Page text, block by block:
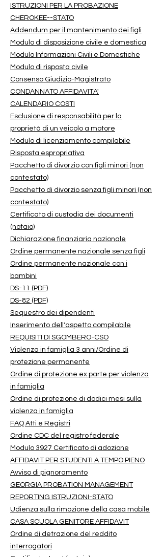
ISTRUZIONI PER LA PROBAZIONE
CHEROKEE--STATO
Addendum per il mantenimento dei figli
Modulo di disposizione civile e domestica
Modulo Informazioni Civili e Domestiche
Modulo di risposta civile
Consenso Giudizio-Magistrato
CONDANNATO AFFIDAVITA'
CALENDARIO COSTI
Esclusione di responsabilità per la
proprietà di un veicolo a motore
Modulo di licenziamento compilabile
Risposta espropriativa
Pacchetto di divorzio con figli minori (non
contestato)
Pacchetto di divorzio senza figli minori (non
contestato)
Certificato di custodia dei documenti
(notaio)
Dichiarazione finanziaria nazionale
Ordine permanente nazionale senza figli
Ordine permanente nazionale con i
bambini
DS-11 (PDF)
DS-82 (PDF)
Sequestro dei dipendenti
Inserimento dell'aspetto compilabile
REQUISITI DI SGOMBERO-CSO
Violenza in famiglia 3 anni/Ordine di
protezione permanente
Ordine di protezione ex parte per violenza
in famiglia
Ordine di protezione di dodici mesi sulla
violenza in famiglia
FAQ Atti e Registri
Ordine CDC del registro federale
Modulo 3927 Certificato di adozione
AFFIDAVIT PER STUDENTI A TEMPO PIENO
Avviso di pignoramento
GEORGIA PROBATION MANAGEMENT
REPORTING ISTRUZIONI-STATO
Udienza sulla rimozione della casa mobile
CASA SCUOLA GENITORE AFFIDAVIT
Ordine di detrazione del reddito
interrogatori